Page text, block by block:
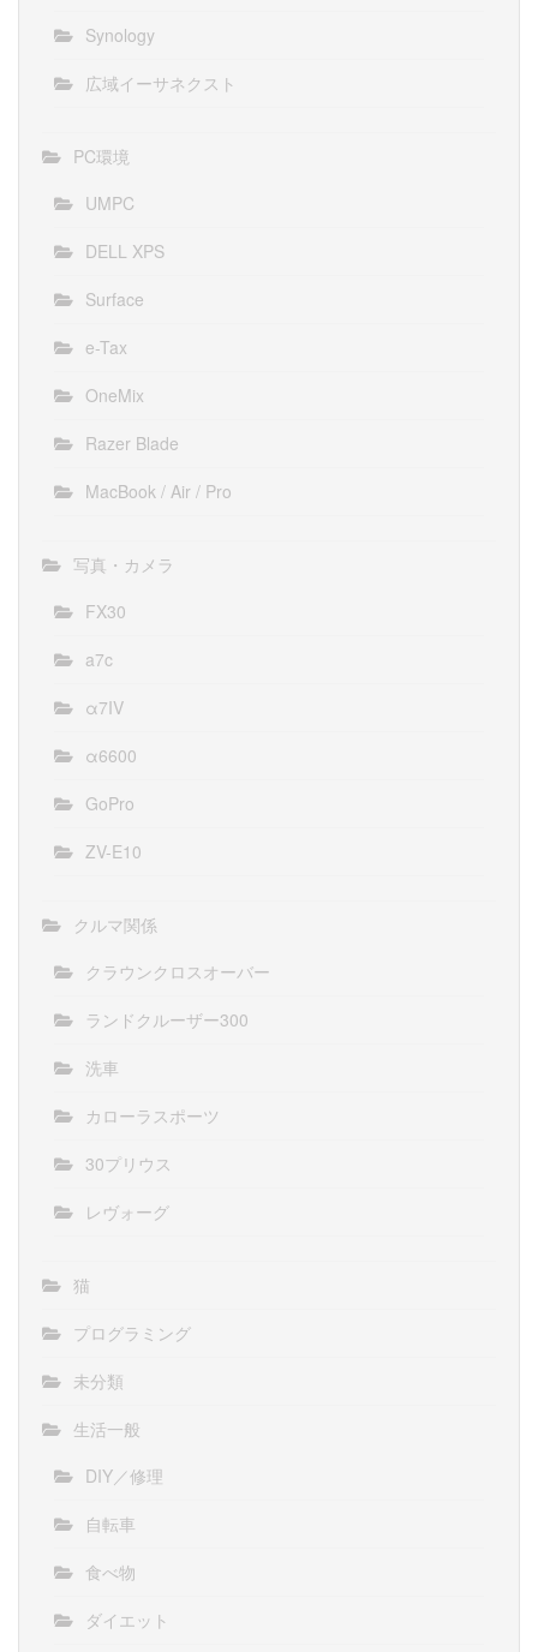
Synology
広域イーサネクスト
PC環境
UMPC
DELL XPS
Surface
e-Tax
OneMix
Razer Blade
MacBook / Air / Pro
写真・カメラ
FX30
a7c
α7IV
α6600
GoPro
ZV-E10
クルマ関係
クラウンクロスオーバー
ランドクルーザー300
洗車
カローラスポーツ
30プリウス
レヴォーグ
猫
プログラミング
未分類
生活一般
DIY／修理
自転車
食べ物
ダイエット